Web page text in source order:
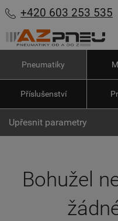
+420 603 253 535
Pneumatiky
Příslušenství
Upřesnit parametry
Bohužel